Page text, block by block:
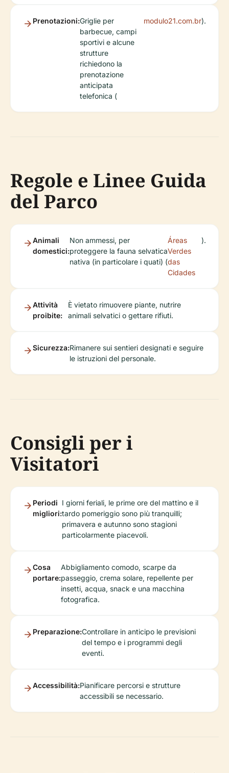
Prenotazioni:Griglie per
barbecue, campi
sportivi e alcune
strutture
richiedono la
prenotazione
anticipata
telefonica (
modulo21.com.br).
Regole e Linee Guida
del Parco
Animali
domestici:
Non ammessi, per
proteggere la fauna selvatica
nativa (in particolare i quati) (
Áreas
Verdes
das
Cidades
).
Attività
proibite:
È vietato rimuovere piante, nutrire
animali selvatici o gettare rifiuti.
Sicurezza:Rimanere sui sentieri designati e seguire
le istruzioni del personale.
Consigli per i
Visitatori
Periodi
migliori:
I giorni feriali, le prime ore del mattino e il
tardo pomeriggio sono più tranquilli;
primavera e autunno sono stagioni
particolarmente piacevoli.
Cosa
portare:
Abbigliamento comodo, scarpe da
passeggio, crema solare, repellente per
insetti, acqua, snack e una macchina
fotografica.
Preparazione:Controllare in anticipo le previsioni
del tempo e i programmi degli
eventi.
Accessibilità:Pianificare percorsi e strutture
accessibili se necessario.